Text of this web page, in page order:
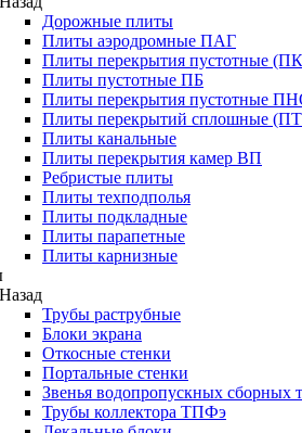
Дорожные плиты
Плиты аэродромные ПАГ
Плиты перекрытия пустотные
Плиты пустотные ПБ
Плиты перекрытия пустотные
Плиты перекрытий сплошные
Плиты канальные
Плиты перекрытия камер ВП
Ребристые плиты
Плиты техподполья
Плиты подкладные
Плиты парапетные
Плиты карнизные
Назад
Трубы раструбные
Блоки экрана
Откосные стенки
Портальные стенки
Звенья водопропускных сборных
Трубы коллектора ТПФэ